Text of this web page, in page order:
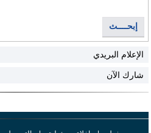
إبحــــث
الإعلام البريدي
شارك الآن